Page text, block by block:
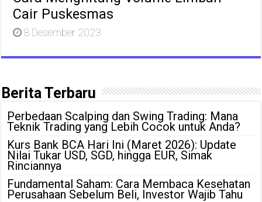
Cair Puskesmas
8 Desember 2023
Berita Terbaru
Perbedaan Scalping dan Swing Trading: Mana
Teknik Trading yang Lebih Cocok untuk Anda?
Kurs Bank BCA Hari Ini (Maret 2026): Update
Nilai Tukar USD, SGD, hingga EUR, Simak
Rinciannya
Fundamental Saham: Cara Membaca Kesehatan
Perusahaan Sebelum Beli, Investor Wajib Tahu